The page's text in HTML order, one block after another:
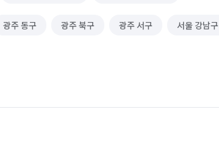
광주 동구 광주 북구 광주 서구 서울 강남구